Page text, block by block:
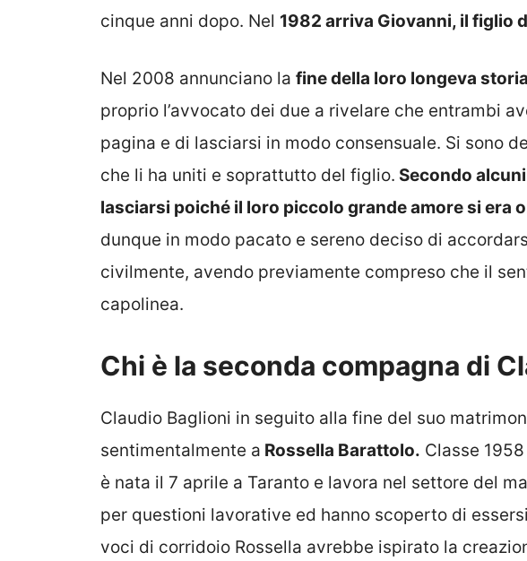
cinque anni dopo. Nel 1982 arriva Giovanni, il figlio
Nel 2008 annunciano la fine della loro longeva storia
proprio l’avvocato dei due a rivelare che entrambi
pagina e di lasciarsi in modo consensuale. Si sono
che li ha uniti e soprattutto del figlio. Secondo
lasciarsi poiché il loro piccolo grande amore si era
dunque in modo pacato e sereno deciso di
civilmente, avendo previamente compreso che il
capolinea.
Chi è la seconda compagna di
Claudio Baglioni in seguito alla fine del suo
sentimentalmente a Rossella Barattolo. Classe
è nata il 7 aprile a Taranto e lavora nel settore del
per questioni lavorative ed hanno scoperto di
voci di corridoio Rossella avrebbe ispirato la